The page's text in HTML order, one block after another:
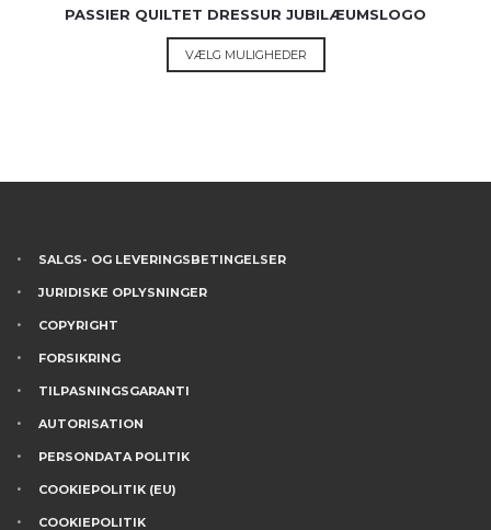
vælges
på
PASSIER QUILTET DRESSUR JUBILÆUMSLOGO
VÆLG MULIGHEDER
vare
SALGS- OG LEVERINGSBETINGELSER
JURIDISKE OPLYSNINGER
COPYRIGHT
FORSIKRING
TILPASNINGSGARANTI
AUTORISATION
PERSONDATA POLITIK
COOKIEPOLITIK (EU)
COOKIEPOLITIK